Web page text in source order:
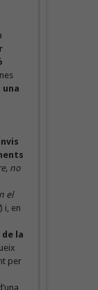
no
el
) i, en
la
per